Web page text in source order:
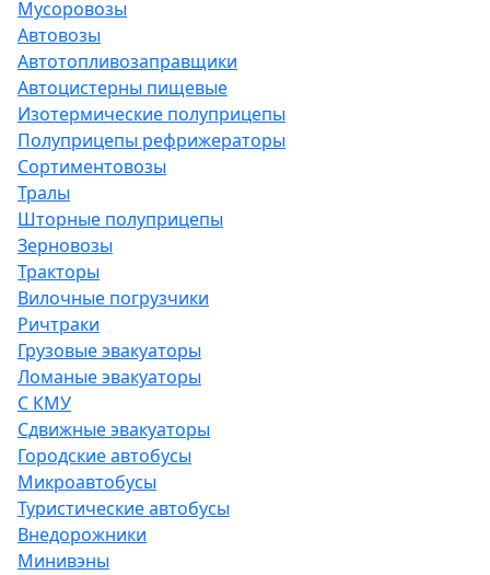
Мусоровозы
Автовозы
Автотопливозаправщики
Автоцистерны пищевые
Изотермические полуприцепы
Полуприцепы рефрижераторы
Сортиментовозы
Тралы
Шторные полуприцепы
Зерновозы
Тракторы
Вилочные погрузчики
Ричтраки
Грузовые эвакуаторы
Ломаные эвакуаторы
С КМУ
Сдвижные эвакуаторы
Городские автобусы
Микроавтобусы
Туристические автобусы
Внедорожники
Минивэны